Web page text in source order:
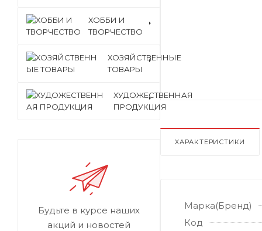
ХАРАКТЕРИСТИКИ
Марка(Бренд)
Код
ХОББИ И
ТВОРЧЕСТВО
ХОЗЯЙСТВЕННЫЕ
ТОВАРЫ
ХУДОЖЕСТВЕННАЯ
ПРОДУКЦИЯ
Будьте в курсе наших
акций и новостей